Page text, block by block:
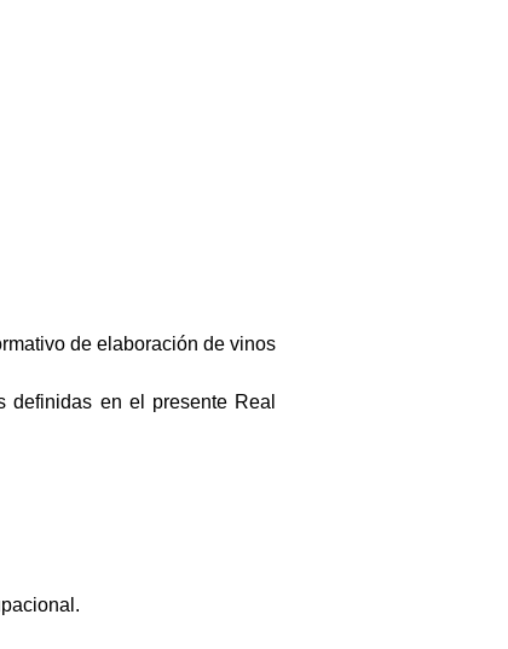
de elaboración de vinos
definidas en el presente Real